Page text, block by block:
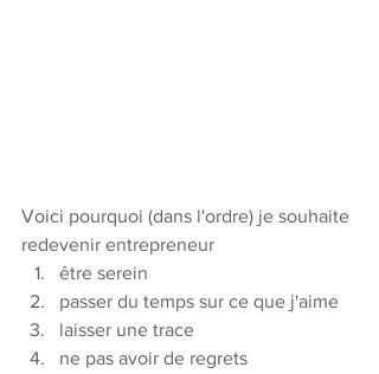
Voici pourquoi (dans l'ordre) je souhaite
redevenir entrepreneur
être serein
passer du temps sur ce que j'aime
laisser une trace
ne pas avoir de regrets